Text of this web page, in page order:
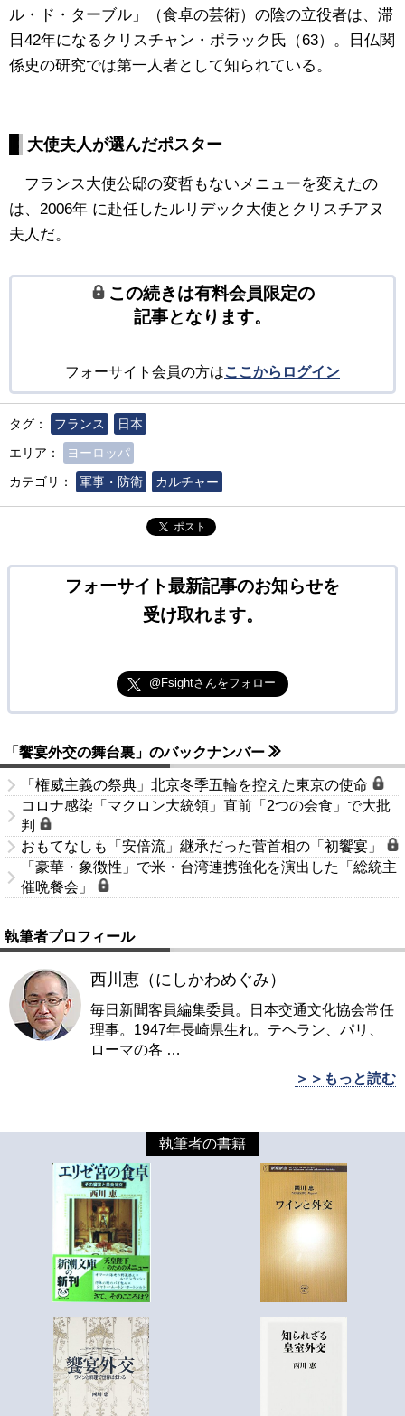
ル・ド・ターブル」（食卓の芸術）の陰の立役者は、滞
日42年になるクリスチャン・ポラック氏（63）。日仏関
係史の研究では第一人者として知られている。
大使夫人が選んだポスター
フランス大使公邸の変哲もないメニューを変えたの
は、2006年 に赴任したルリデック大使とクリスチアヌ
夫人だ。
この続きは有料会員限定の
記事となります。
フォーサイト会員の方はここからログイン
タグ： フランス
日本
エリア：
ヨーロッパ
カテゴリ：
軍事・防衛 カルチャー
ポスト
フォーサイト最新記事のお知らせを
受け取れます。
@Fsightさんをフォロー
「饗宴外交の舞台裏」のバックナンバー
「権威主義の祭典」北京冬季五輪を控えた東京の使命
コロナ感染「マクロン大統領」直前「2つの会食」で大批
判
おもてなしも「安倍流」継承だった菅首相の「初饗宴」
「豪華・象徴性」で米・台湾連携強化を演出した「総統主
催晩餐会」
執筆者プロフィール
西川恵（にしかわめぐみ）
毎日新聞客員編集委員。日本交通文化協会常任
理事。1947年長崎県生れ。テヘラン、パリ、
ローマの各 …
＞＞もっと読む
執筆者の書籍